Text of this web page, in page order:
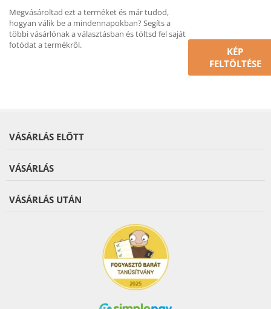
Megvásároltad ezt a terméket és már tudod,
hogyan válik be a mindennapokban? Segíts a
többi vásárlónak a választásban és töltsd fel saját
fotódat a termékről.
KÉP
FELTÖLTÉSE
VÁSÁRLÁS ELŐTT
VÁSÁRLÁS
VÁSÁRLÁS UTÁN